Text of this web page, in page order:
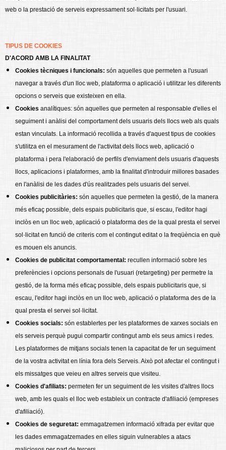
web o la prestació de serveis expressament sol·licitats per l'usuari.
TIPUS DE COOKIES
D'ACORD AMB LA FINALITAT
Cookies tècniques i funcionals: són aquelles que permeten a l'usuari
navegar a través d'un lloc web, plataforma o aplicació i utilitzar les diferents
opcions o serveis que existeixen en ella.
Cookies analítiques: són aquelles que permeten al responsable d'elles el
seguiment i anàlisi del comportament dels usuaris dels llocs web als quals
estan vinculats. La informació recollida a través d'aquest tipus de cookies
s'utilitza en el mesurament de l'activitat dels llocs web, aplicació o
plataforma i pera l'elaboració de perfils d'enviament dels usuaris d'aquests
llocs, aplicacions i plataformes, amb la finalitat d'introduir millores basades
en l'anàlisi de les dades d'ús realitzades pels usuaris del servei.
Cookies publicitàries: són aquelles que permeten la gestió, de la manera
més eficaç possible, dels espais publicitaris que, si escau, l'editor hagi
inclòs en un lloc web, aplicació o plataforma des de la qual presta el servei
sol·licitat en funció de criteris com el contingut editat o la freqüència en què
es mouen els anuncis.
Cookies de publicitat comportamental: recullen informació sobre les
preferències i opcions personals de l'usuari (retargeting) per permetre la
gestió, de la forma més eficaç possible, dels espais publicitaris que, si
escau, l'editor hagi inclòs en un lloc web, aplicació o plataforma des de la
qual presta el servei sol·licitat.
Cookies socials: són establertes per les plataformes de xarxes socials en
els serveis perquè pugui compartir contingut amb els seus amics i redes.
Les plataformes de mitjans socials tenen la capacitat de fer un seguiment
de la vostra activitat en línia fora dels Serveis. Això pot afectar el contingut i
els missatges que veieu en altres serveis que visiteu.
Cookies d'afiliats: permeten fer un seguiment de les visites d'altres llocs
web, amb les quals el lloc web estableix un contracte d'afiliació (empreses
d'afiliació).
Cookies de seguretat: emmagatzemen informació xifrada per evitar que
les dades emmagatzemades en elles siguin vulnerables a atacs